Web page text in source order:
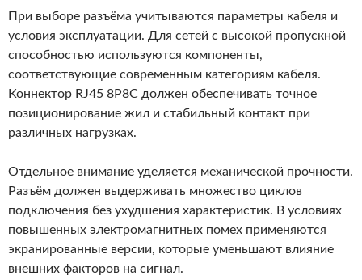
При выборе разъёма учитываются параметры кабеля и
условия эксплуатации. Для сетей с высокой пропускной
способностью используются компоненты,
соответствующие современным категориям кабеля.
Коннектор RJ45 8P8C должен обеспечивать точное
позиционирование жил и стабильный контакт при
различных нагрузках.
Отдельное внимание уделяется механической прочности.
Разъём должен выдерживать множество циклов
подключения без ухудшения характеристик. В условиях
повышенных электромагнитных помех применяются
экранированные версии, которые уменьшают влияние
внешних факторов на сигнал.